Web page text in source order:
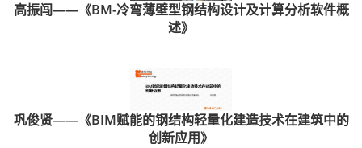
高振闯——《BM-冷弯薄壁型钢结构设计及计算分析软件概
述》
巩俊贤——《BIM赋能的钢结构轻量化建造技术在建筑中的
创新应用》